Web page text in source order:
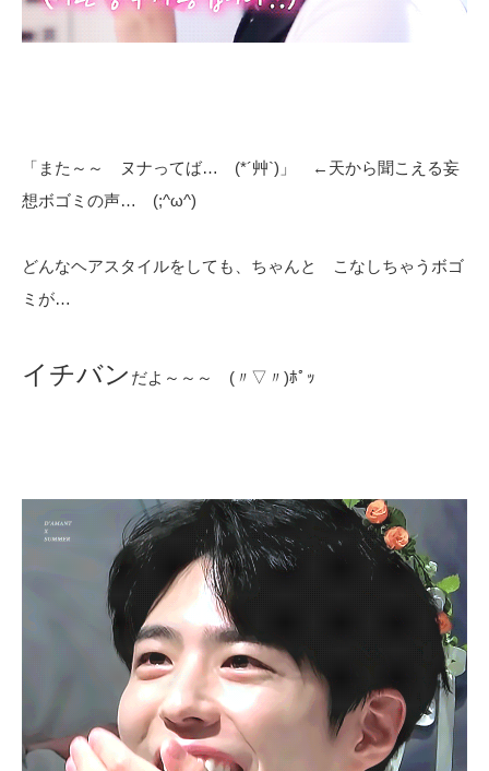
「また～～ ヌナってば… (*´艸`)」 ←天から聞こえる妄
想ボゴミの声… (;^ω^)
どんなヘアスタイルをしても、ちゃんと こなしちゃうボゴ
ミが…
イチバン だよ～～～ (〃▽〃)ﾎﾟｯ